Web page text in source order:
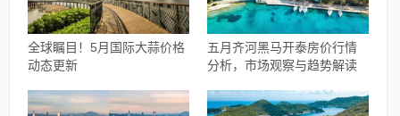
全球瞩目！5月国际大蒜价格
动态更新
五月齐河黑马开泰房价行情
分析，市场观察与趋势解读